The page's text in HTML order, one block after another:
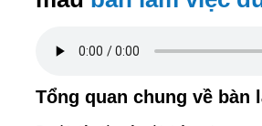
Tổng quan chung về bàn